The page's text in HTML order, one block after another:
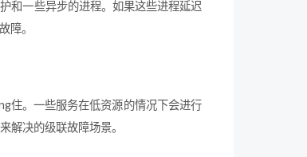
和一些异步的进程。如果这些进程延迟
障。
住。一些服务在低资源的情况下会进行
解决的级联故障场景。